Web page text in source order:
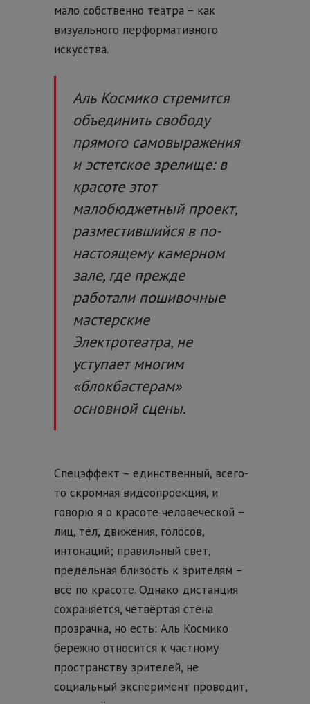
мало собственно театра – как
визуального перформативного
искусства.
Аль Космико стремится
объединить свободу
прямого самовыражения
и эстетское зрелище: в
красоте этот
малобюджетный проект,
разместившийся в по-
настоящему камерном
зале, где прежде
работали пошивочные
мастерские
Электротеатра, не
уступает многим
«блокбастерам»
основной сцены.
Спецэффект – единственный, всего-
то скромная видеопроекция, и
говорю я о красоте человеческой –
лиц, тел, движения, голосов,
интонаций; правильный свет,
предельная близость к зрителям –
всё по красоте. Однако дистанция
сохраняется, четвёртая стена
прозрачна, но есть: Аль Космико
бережно относится к частному
пространству зрителей, не
социальный эксперимент проводит,